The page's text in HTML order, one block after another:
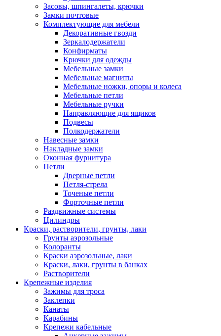
Засовы, шпингалеты, крючки
Замки почтовые
Комплектующие для мебели
Декоративные гвозди
Зеркалодержатели
Конфирматы
Крючки для одежды
Мебельные замки
Мебельные магниты
Мебельные ножки, опоры и колеса
Мебельные петли
Мебельные ручки
Направляющие для ящиков
Подвесы
Полкодержатели
Навесные замки
Накладные замки
Оконная фурнитура
Петли
Дверные петли
Петля-стрела
Точеные петли
Форточные петли
Раздвижные системы
Цилиндры
Краски, растворители, грунты, лаки
Грунты аэрозольные
Колоранты
Краски аэрозольные, лаки
Краски, лаки, грунты в банках
Растворители
Крепежные изделия
Зажимы для троса
Заклепки
Канаты
Карабины
Крепежи кабельные